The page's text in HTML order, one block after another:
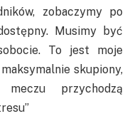
zobaczymy po
Musimy być
To jest moje
skupiony,
przychodzą